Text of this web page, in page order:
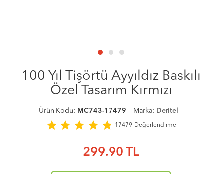
100 Yıl Tişörtü Ayyıldız Baskılı
Özel Tasarım Kırmızı
Ürün Kodu: MC743-17479 Marka: Deritel
star star star star star 17479 Değerlendirme
299.90 TL